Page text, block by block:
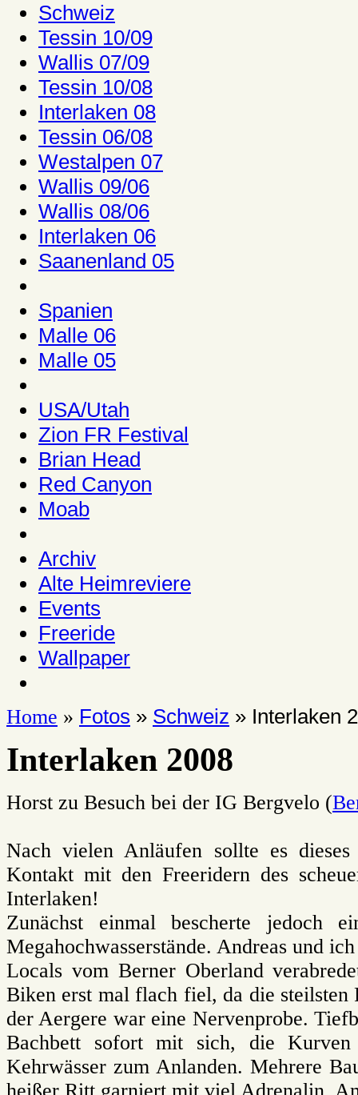
Schweiz
Tessin 10/09
Wallis 07/09
Tessin 10/08
Interlaken 08
Tessin 06/08
Westalpen 07
Wallis 09/06
Wallis 08/06
Interlaken 06
Saanenland 05
Spanien
Malle 06
Malle 05
USA/Utah
Zion FR Festival
Brian Head
Red Canyon
Moab
Archiv
Alte Heimreviere
Events
Freeride
Wallpaper
Home » Fotos » Schweiz » Interlaken
Interlaken 2008
Horst zu Besuch bei der IG Bergvelo (
Nach vielen Anläufen sollte es
Kontakt mit den Freeridern des
Interlaken!
Zunächst einmal bescherte jedoch
Megahochwasserstände. Andreas und
Locals vom Berner Oberland
Biken erst mal flach fiel, da die
der Aergere war eine Nervenprobe.
Bachbett sofort mit sich, die
Kehrwässer zum Anlanden. Mehrere
heißer Ritt garniert mit viel Adrenalin.